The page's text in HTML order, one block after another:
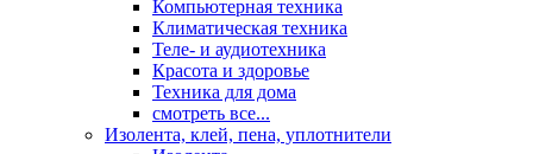
Компьютерная техника
Климатическая техника
Теле- и аудиотехника
Красота и здоровье
Техника для дома
смотреть все...
Изолента, клей, пена, уплотнители